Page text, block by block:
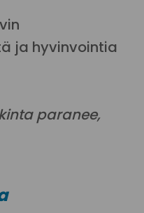
ja hyvinvointia
paranee,